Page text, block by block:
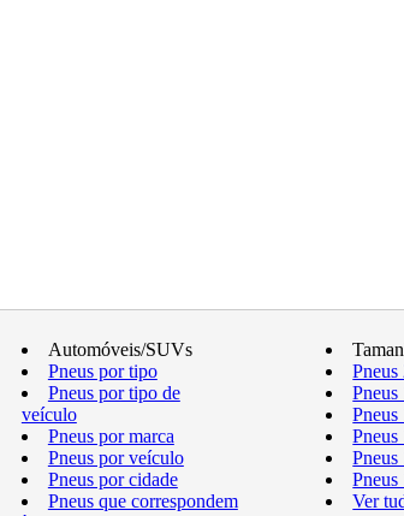
Automóveis/SUVs
Pneus por tipo
Pneus por tipo de
veículo
Pneus por marca
Pneus por veículo
Pneus por cidade
Pneus que correspondem
Pneus
Pneus
Pneus
Pneus
Pneus
Pneus
Ver